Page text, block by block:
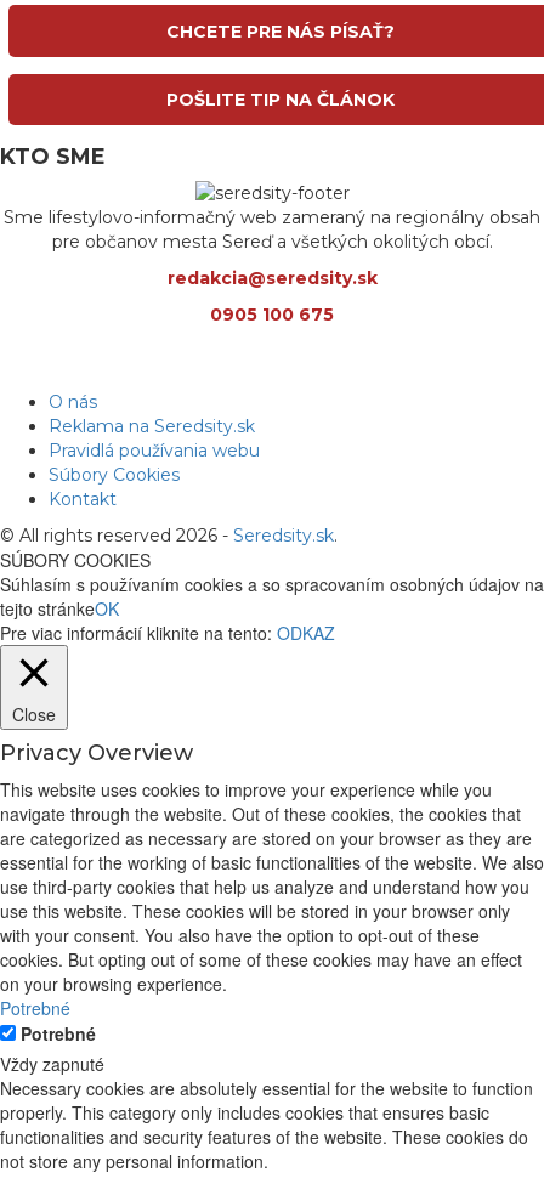
CHCETE PRE NÁS PÍSAŤ?
POŠLITE TIP NA ČLÁNOK
KTO SME
Sme lifestylovo-informačný web zameraný na regionálny obsah
pre občanov mesta Sereď a všetkých okolitých obcí.
redakcia@seredsity.sk
0905 100 675
O nás
Reklama na Seredsity.sk
Pravidlá používania webu
Súbory Cookies
Kontakt
© All rights reserved 2026 - Seredsity.sk.
SÚBORY COOKIES
Súhlasím s používaním cookies a so spracovaním osobných údajov na
tejto stránkeOK
Pre viac informácií kliknite na tento: ODKAZ
Close
Privacy Overview
This website uses cookies to improve your experience while you
navigate through the website. Out of these cookies, the cookies that
are categorized as necessary are stored on your browser as they are
essential for the working of basic functionalities of the website. We also
use third-party cookies that help us analyze and understand how you
use this website. These cookies will be stored in your browser only
with your consent. You also have the option to opt-out of these
cookies. But opting out of some of these cookies may have an effect
on your browsing experience.
Potrebné
Potrebné
Vždy zapnuté
Necessary cookies are absolutely essential for the website to function
properly. This category only includes cookies that ensures basic
functionalities and security features of the website. These cookies do
not store any personal information.